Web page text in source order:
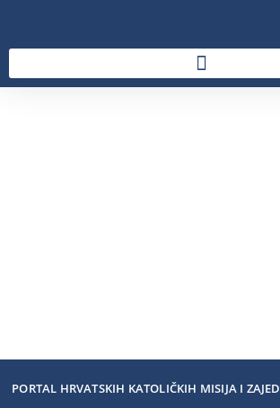
PORTAL HRVATSKIH KATOLIČKIH MISIJA I